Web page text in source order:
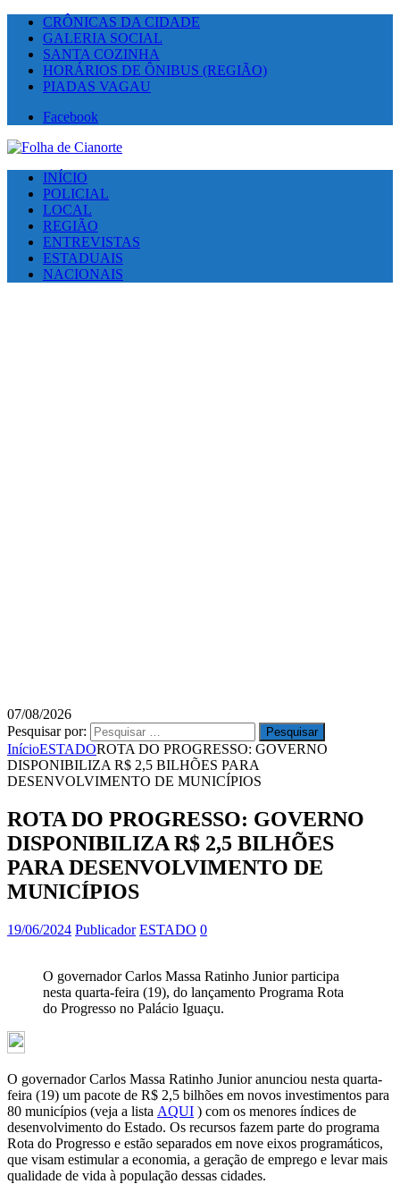
CRÔNICAS DA CIDADE
GALERIA SOCIAL
SANTA COZINHA
HORÁRIOS DE ÔNIBUS (REGIÃO)
PIADAS VAGAU
Facebook
INÍCIO
POLICIAL
LOCAL
REGIÃO
ENTREVISTAS
ESTADUAIS
NACIONAIS
07/08/2026
Pesquisar por:
InícioESTADOROTA DO PROGRESSO: GOVERNO
DISPONIBILIZA R$ 2,5 BILHÕES PARA
DESENVOLVIMENTO DE MUNICÍPIOS
ROTA DO PROGRESSO: GOVERNO
DISPONIBILIZA R$ 2,5 BILHÕES
PARA DESENVOLVIMENTO DE
MUNICÍPIOS
19/06/2024 Publicador ESTADO 0
O governador Carlos Massa Ratinho Junior participa
nesta quarta-feira (19), do lançamento Programa Rota
do Progresso no Palácio Iguaçu.
O governador Carlos Massa Ratinho Junior anunciou nesta quarta-
feira (19) um pacote de R$ 2,5 bilhões em novos investimentos para
80 municípios (veja a lista AQUI ) com os menores índices de
desenvolvimento do Estado. Os recursos fazem parte do programa
Rota do Progresso e estão separados em nove eixos programáticos,
que visam estimular a economia, a geração de emprego e levar mais
qualidade de vida à população dessas cidades.